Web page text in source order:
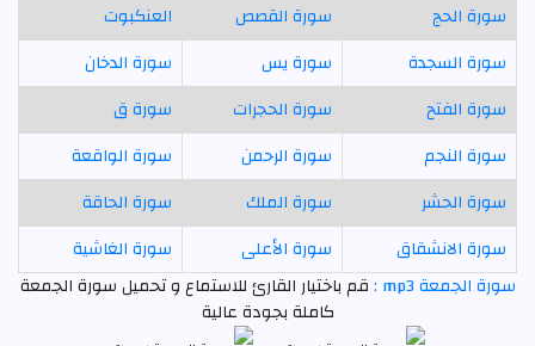
سورة الحج
سورة القصص
العنكبوت
سورة السجدة
سورة يس
سورة الدخان
سورة الفتح
سورة الحجرات
سورة ق
سورة النجم
سورة الرحمن
سورة الواقعة
سورة الحشر
سورة الملك
سورة الحاقة
سورة الانشقاق
سورة الأعلى
سورة الغاشية
سورة الجمعة mp3 :
قم باختيار القارئ للاستماع و تحميل سورة الجمعة
كاملة بجودة عالية